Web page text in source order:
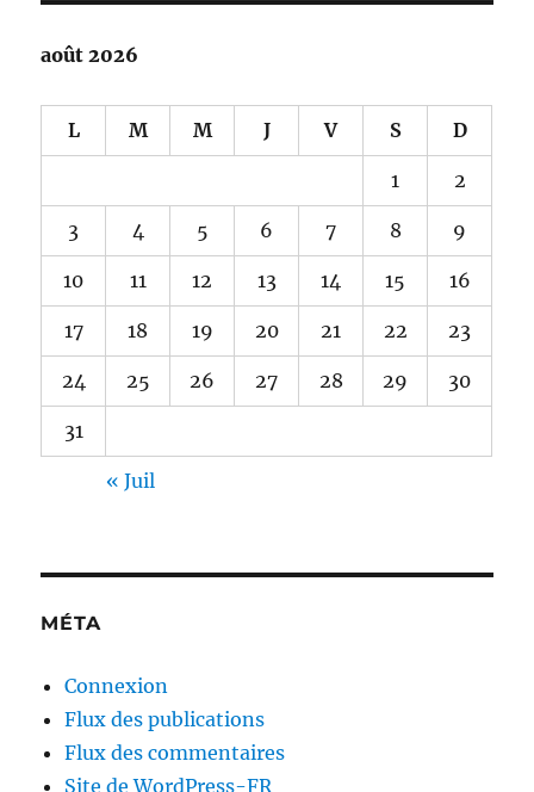
août 2026
L M M J V S D
1 2
3 4 5 6 7 8 9
10 11 12 13 14 15 16
17 18 19 20 21 22 23
24 25 26 27 28 29 30
31
« Juil
MÉTA
Connexion
Flux des publications
Flux des commentaires
Site de WordPress-FR